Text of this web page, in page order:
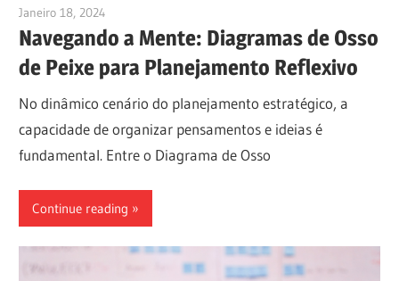
Janeiro 18, 2024
Navegando a Mente: Diagramas de Osso
de Peixe para Planejamento Reflexivo
No dinâmico cenário do planejamento estratégico, a
capacidade de organizar pensamentos e ideias é
fundamental. Entre o Diagrama de Osso
Continue reading